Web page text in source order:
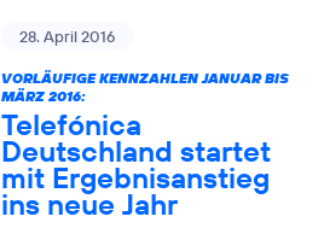
28. April 2016
VORLÄUFIGE KENNZAHLEN JANUAR BIS
MÄRZ 2016:
Telefónica
Deutschland startet
mit Ergebnisanstieg
ins neue Jahr